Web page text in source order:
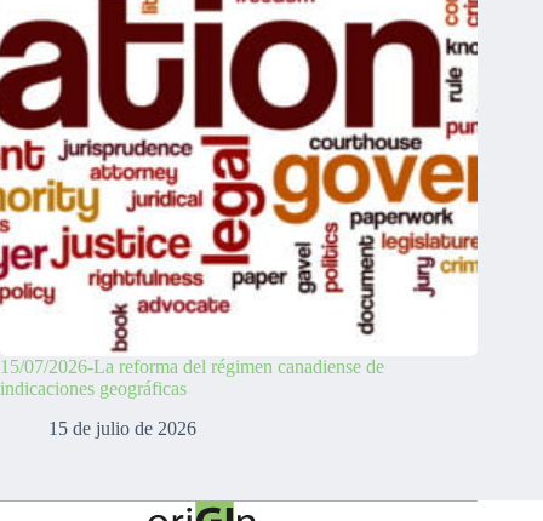
15/07/2026-La reforma del régimen canadiense de
indicaciones geográficas
15 de julio de 2026